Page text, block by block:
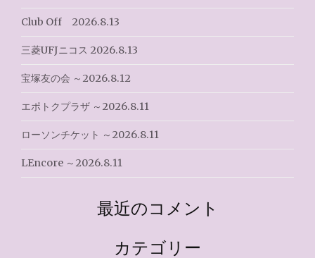
Club Off 2026.8.13
三菱UFJニコス 2026.8.13
宝塚友の会 ～2026.8.12
エポトクプラザ ～2026.8.11
ローソンチケット ～2026.8.11
LEncore ～2026.8.11
最近のコメント
カテゴリー